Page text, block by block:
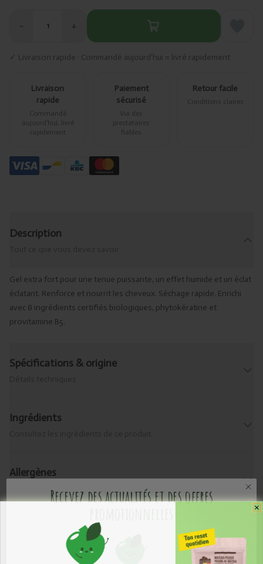
− 1 +
✓ Livraison rapide · Commandé aujourd’hui = livré rapidement
Livraison
rapide
Commandé
aujourd’hui, livré
rapidement
Paiement
sécurisé
Via des
prestataires
fiables
Retour facile
Conditions claires
Description
Gel extra fort pour une tenue puissante, un effet humide et un éclat
éclatant. Renforce et nourrit les cheveux. Séchage rapide. Enrichi
avec 8 ingrédients certifiés biologiques, phytokératine et
provitamine B5.
Spécifications & origine
Ingrédients
Allergènes
Que contient-il ?
Livraison & retour
Informations pratiques
Recevez des actualités et des offres